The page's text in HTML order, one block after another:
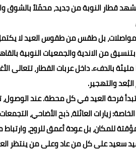
قطار النوبة من جديد، محمّلاً بالشوق
بل طقس من طقوس العيد لا
من الاندية والجمعيات النوبية
بالدفء. داخل عربات القطار، تتعالى
والتهجير.
فرحة العيد في كل محطة. عند الوصول،
زيارات العائلة، ذبح الأضاحي،
للمكان، بل عودة أعمق للروح، وارتباط
سعيد على كل من عاد وعلى من ينتظر